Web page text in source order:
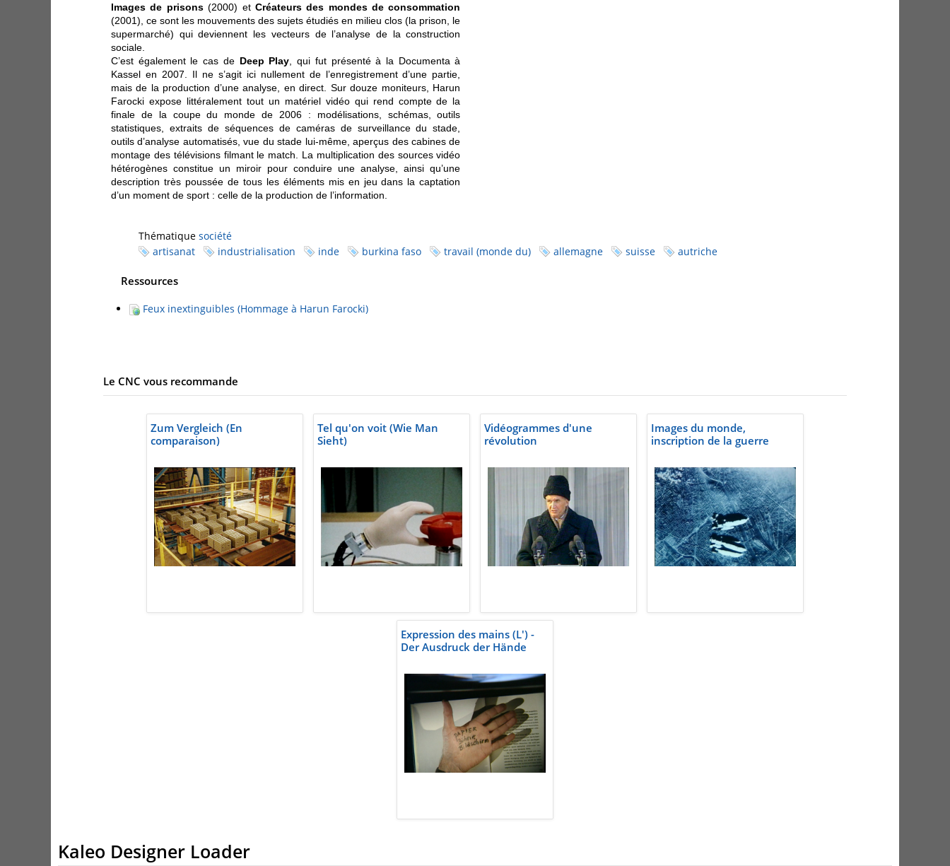
Images de prisons(2000) et Créateurs des mondes de consommation
(2001), ce sont les mouvements des sujets étudiés en milieu clos (la prison, le
supermarché) qui deviennent les vecteurs de l’analyse de la construction
sociale.
C’est également le cas de Deep Play , qui fut présenté à la Documenta à
Kassel en 2007. Il ne s’agit ici nullement de l’enregistrement d’une partie,
mais de la production d’une analyse, en direct. Sur douze moniteurs, Harun
Farocki expose littéralement tout un matériel vidéo qui rend compte de la
finale de la coupe du monde de 2006 : modélisations, schémas, outils
statistiques, extraits de séquences de caméras de surveillance du stade,
outils d’analyse automatisés, vue du stade lui-même, aperçus des cabines de
montage des télévisions filmant le match. La multiplication des sources vidéo
hétérogènes constitue un miroir pour conduire une analyse, ainsi qu’une
description très poussée de tous les éléments mis en jeu dans la captation
d’un moment de sport : celle de la production de l’information.
Thématique société
artisanat
industrialisation inde burkina faso travail (monde du) allemagne suisse autriche
Ressources
Feux inextinguibles (Hommage à Harun Farocki)
Le CNC vous recommande
Zum Vergleich (En
comparaison)
Tel qu'on voit (Wie Man
Sieht)
Vidéogrammes d'une
révolution
Images du monde,
inscription de la guerre
Expression des mains (L') -
Der Ausdruck der Hände
Kaleo Designer Loader